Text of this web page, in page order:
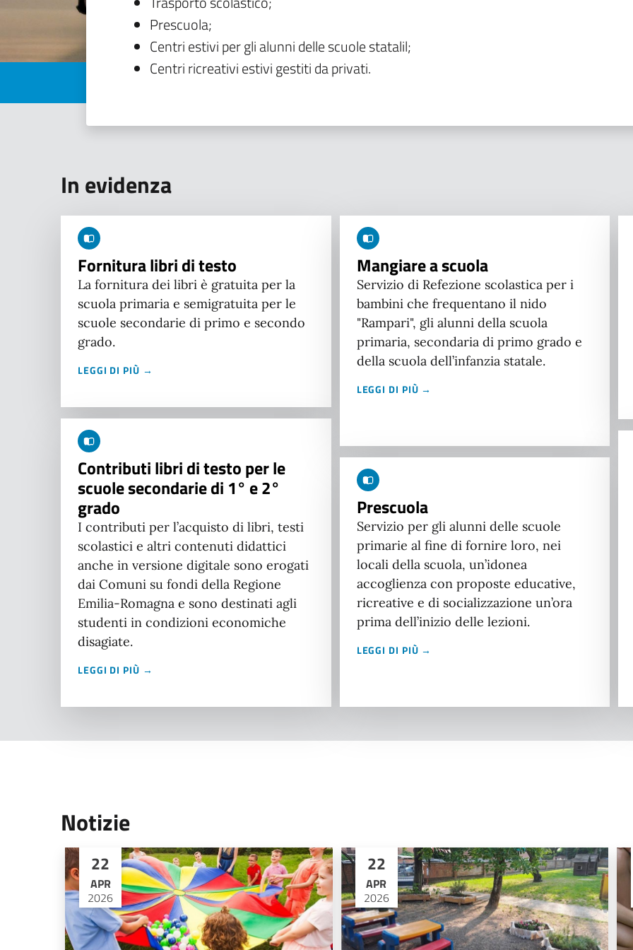
Prescuola;
Centri estivi per gli alunni delle scuole statalil;
Centri ricreativi estivi gestiti da privati.
In evidenza
Fornitura libri di testo
La fornitura dei libri è gratuita per la
scuola primaria e semigratuita per le
scuole secondarie di primo e secondo
grado.
LEGGI DI PIÙ →
Contributi libri di testo per le
scuole secondarie di 1° e 2°
grado
I contributi per l’acquisto di libri, testi
scolastici e altri contenuti didattici
anche in versione digitale sono erogati
dai Comuni su fondi della Regione
Emilia-Romagna e sono destinati agli
studenti in condizioni economiche
disagiate.
LEGGI DI PIÙ →
Mangiare a scuola
Servizio di Refezione scolastica per i
bambini che frequentano il nido
"Rampari", gli alunni della scuola
primaria, secondaria di primo grado e
della scuola dell’infanzia statale.
LEGGI DI PIÙ →
Prescuola
Servizio per gli alunni delle scuole
primarie al fine di fornire loro, nei
locali della scuola, un’idonea
accoglienza con proposte educative,
ricreative e di socializzazione un’ora
prima dell’inizio delle lezioni.
LEGGI DI PIÙ →
Notizie
22
APR
2026
22
APR
2026